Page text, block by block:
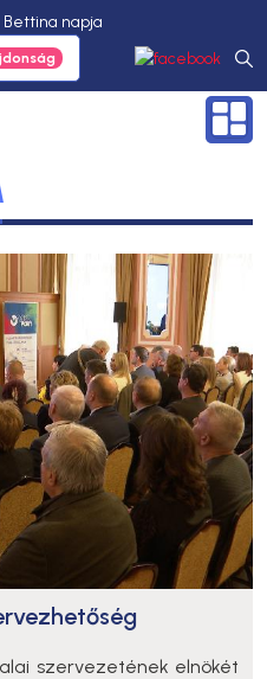
Bettina napja
szervezetének elnökét